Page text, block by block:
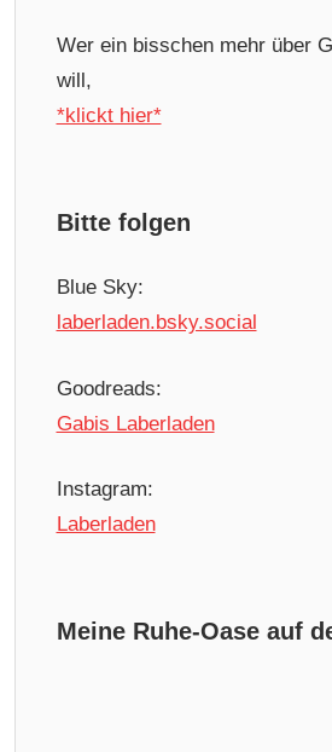
Wer ein bisschen mehr über
will,
*klickt hier*
Bitte folgen
Blue Sky:
laberladen.bsky.social
Goodreads:
Gabis Laberladen
Instagram:
Laberladen
Meine Ruhe-Oase auf